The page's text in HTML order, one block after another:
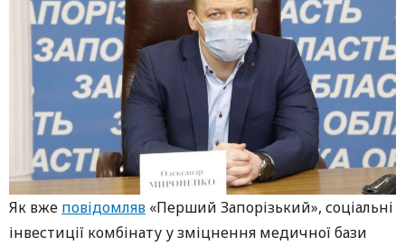
Як вже повідомляв «Перший Запорізький», соціальні
інвестиції комбінату у зміцнення медичної бази